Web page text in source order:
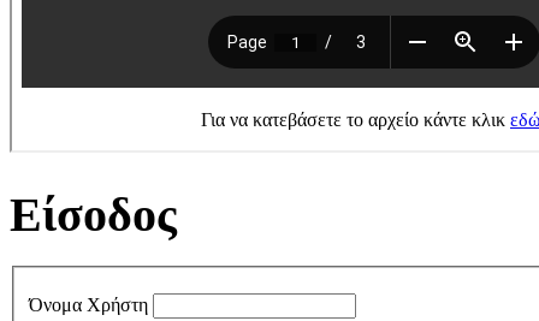
Είσοδος
Όνομα Χρήστη